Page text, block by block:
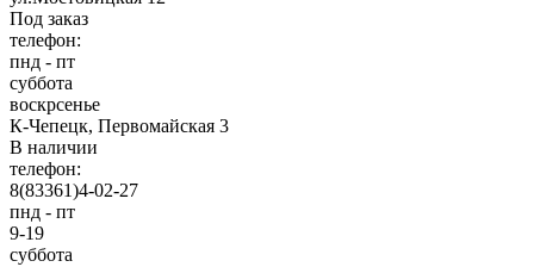
Под заказ
телефон:
пнд - пт
суббота
воскрсенье
К-Чепецк, Первомайская 3
В наличии
телефон:
8(83361)4-02-27
пнд - пт
9-19
суббота